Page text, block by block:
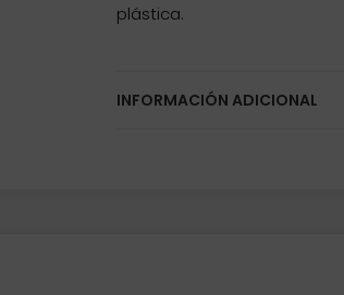
plástica.
INFORMACIÓN ADICIONAL